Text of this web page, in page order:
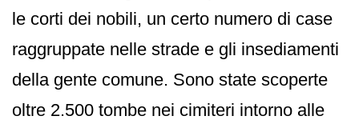
le corti dei nobili, un certo numero di case
raggruppate nelle strade e gli insediamenti
della gente comune. Sono state scoperte
oltre 2.500 tombe nei cimiteri intorno alle